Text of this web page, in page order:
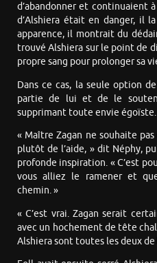
d’abandonner et continuaient
d’Alshiera était en danger, il
apparence, il montrait du
trouvé Alshiera sur le point de
propre sang pour prolonger sa
Dans ce cas, la seule option
partie de lui et de le
supprimant toute envie égoïste.
« Maître Zagan ne souhaite
plutôt de l’aide, » dit Néphy,
profonde inspiration. « C’est
vous alliez le ramener et
chemin. »
« C’est vrai. Zagan serait
avec un hochement de tête
Alshiera sont toutes les deux